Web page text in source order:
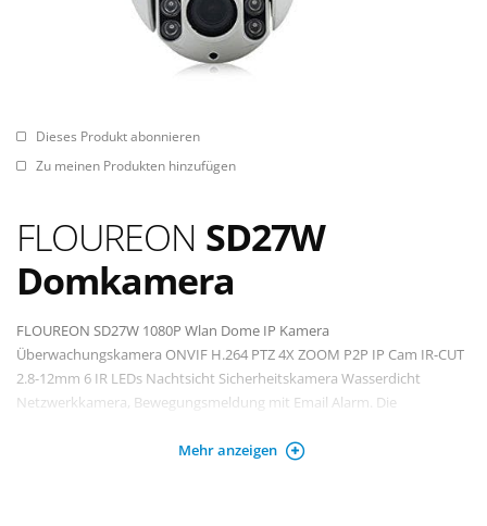
Dieses Produkt abonnieren
Zu meinen Produkten hinzufügen
FLOUREON SD27W
Domkamera
FLOUREON SD27W 1080P Wlan Dome IP Kamera
Überwachungskamera ONVIF H.264 PTZ 4X ZOOM P2P IP Cam IR-CUT
2.8-12mm 6 IR LEDs Nachtsicht Sicherheitskamera Wasserdicht
Netzwerkkamera, Bewegungsmeldung mit Email Alarm. Die
ein Integriertes WiFi Modul, 802.11b/g (unterstützt nur 2,4G, kein 5G
Mehr anzeigen